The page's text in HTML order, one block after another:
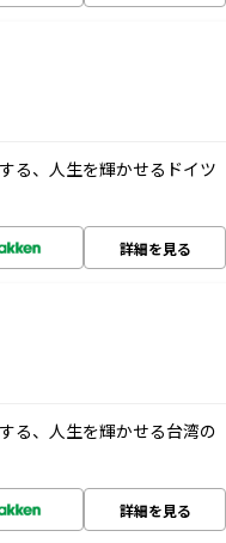
る、人生を輝かせるドイツ
詳細を見る
る、人生を輝かせる台湾の
詳細を見る